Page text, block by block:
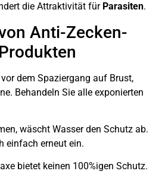
die Attraktivität für Parasiten.
Anti-Zecken-
dem Spaziergang auf Brust,
Behandeln Sie alle exponierten
wäscht Wasser den Schutz ab.
einfach erneut ein.
bietet keinen 100%igen Schutz.